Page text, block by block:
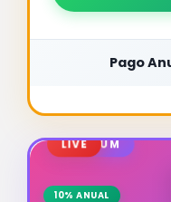
Pago
PREMIUM
LIVE
10% ANUAL